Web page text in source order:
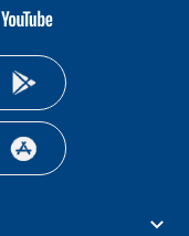
youtube-